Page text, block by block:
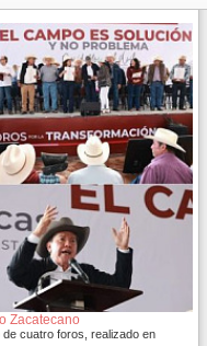
Zacatecano
cuatro foros, realizado en